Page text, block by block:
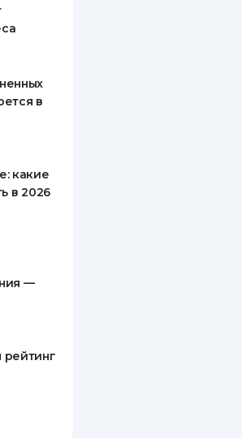
в
какие
в 2026
—